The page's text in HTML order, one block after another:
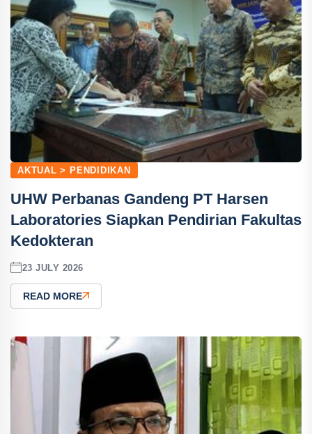
AKTUAL > PENDIDIKAN
UHW Perbanas Gandeng PT Harsen
Laboratories Siapkan Pendirian Fakultas
Kedokteran
23 JULY 2026
READ MORE